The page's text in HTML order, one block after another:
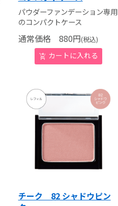
パウダーファンデーション専用
のコンパクトケース
通常価格880円(税込)
チーク 82 シャドウピン